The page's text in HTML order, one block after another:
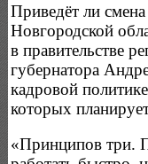
Приведёт ли
Новгородской
в правительстве
губернатора
кадровой
которых
«Принципов три.